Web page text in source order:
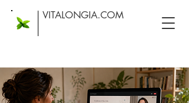
VITALONGIA.COM